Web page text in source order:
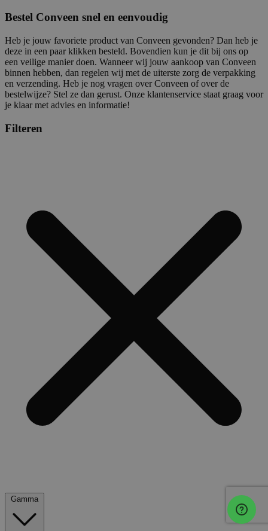
Bestel Conveen snel en eenvoudig
Heb je jouw favoriete product van Conveen gevonden? Dan heb je
deze in een paar klikken besteld. Bovendien kun je dit bij ons op
een veilige manier doen. Wanneer wij jouw aankoop van Conveen
binnen hebben, dan regelen wij met de uiterste zorg de verpakking
en verzending. Heb je nog vragen over Conveen of over de
bestelwijze? Stel ze dan gerust. Onze klantenservice staat graag voor
je klaar met advies en informatie!
Filteren
Gamma